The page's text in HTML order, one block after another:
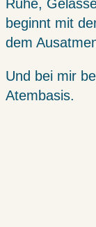
Ruhe,
beginnt mit
dem
Und bei mir
Atembasis.